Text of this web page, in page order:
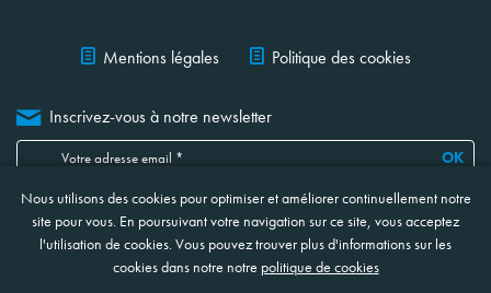
Mentions légales Politique des cookies
Inscrivez-vous à notre newsletter
Je confirme avoir lu, compris et acceptéles informations ci-jointes
concernant la protection et le traitement de mes données
* Ces champs sont obligatoires
OK
Nous utilisons des cookies pour optimiser et améliorer continuellement notre
site pour vous. En poursuivant votre navigation sur ce site, vous acceptez
l'utilisation de cookies. Vous pouvez trouver plus d'informations sur les
cookies dans notre notre politique de cookies